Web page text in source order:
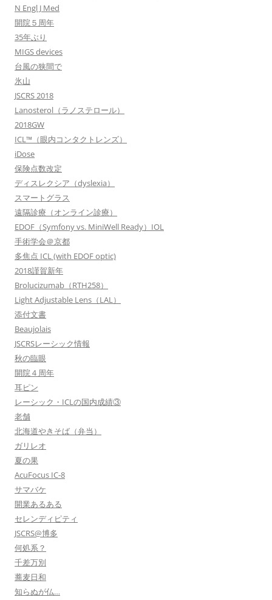
N Engl J Med
開院５周年
35年ぶり
MIGS devices
台風の狭間で
氷山
JSCRS 2018
Lanosterol（ラノステロール）
2018GW
ICL™（眼内コンタクトレンズ）
iDose
保険点数改定
ディスレクシア（dyslexia）
スマートグラス
遠隔診療（オンライン診療）
EDOF（Symfony vs. MiniWell Ready）IOL
手術学会＠京都
多焦点 ICL (with EDOF optic)
2018謹賀新年
Brolucizumab（RTH258）
Light Adjustable Lens（LAL）
添付文書
Beaujolais
JSCRSレーシック情報
秋の臨眼
開院４周年
耳ピン
レーシック・ICLの国内成績③
老舗
北海道やきそば（弁当）
ガリレオ
夏の果
AcuFocus IC-8
サマバケ
開業あるある
セレンディピティ
JSCRS@博多
何処系？
千差万別
蕎麦日和
知らぬが仏…